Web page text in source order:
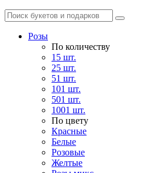
Розы
По количеству
15 шт.
25 шт.
51 шт.
101 шт.
501 шт.
1001 шт.
По цвету
Красные
Белые
Розовые
Желтые